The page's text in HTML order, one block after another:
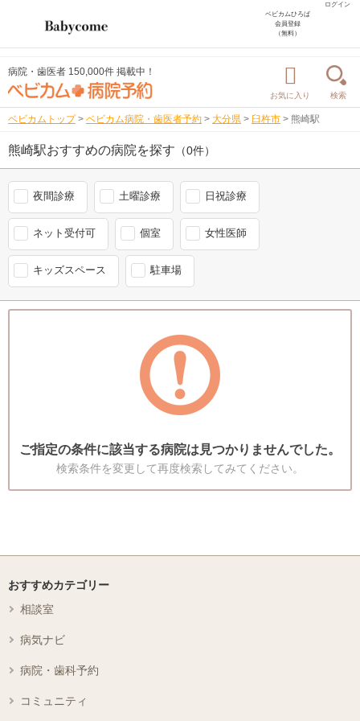
ログイン
ベビカムひろば
会員登録
（無料）
病院・歯医者 150,000件 掲載中！
お気に入り 検索
ベビカムトップ > ベビカム病院・歯医者予約 > 大分県 > 臼杵市 > 熊崎駅
熊崎駅おすすめの病院を探す （0件）
夜間診療 土曜診療 日祝診療
ネット受付可 個室 女性医師
キッズスペース 駐車場
ご指定の条件に該当する病院は見つかりませんでした。
検索条件を変更して再度検索してみてください。
おすすめカテゴリー
相談室
病気ナビ
病院・歯科予約
コミュニティ